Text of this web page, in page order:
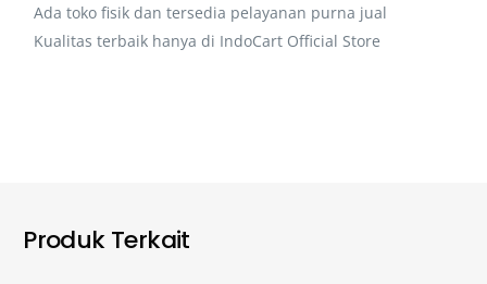
Ada toko fisik dan tersedia pelayanan purna jual
Kualitas terbaik hanya di IndoCart Official Store
Produk Terkait